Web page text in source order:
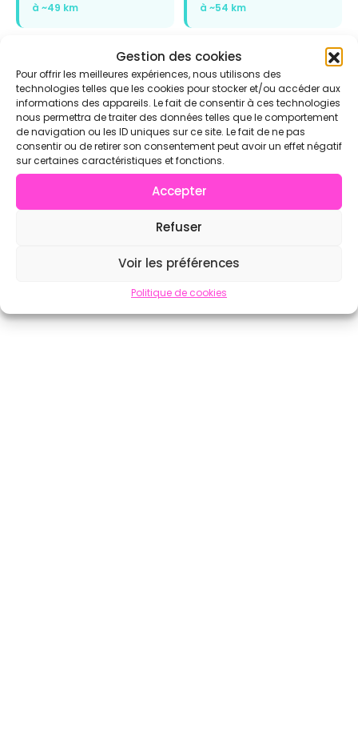
Gestion des cookies
Pour offrir les meilleures expériences, nous utilisons des
technologies telles que les cookies pour stocker et/ou accéder aux
informations des appareils. Le fait de consentir à ces technologies
nous permettra de traiter des données telles que le comportement
de navigation ou les ID uniques sur ce site. Le fait de ne pas
consentir ou de retirer son consentement peut avoir un effet négatif
sur certaines caractéristiques et fonctions.
Accepter
Refuser
Voir les préférences
Politique de cookies
à ~49 km à ~54 km
Voir l'annuaire complet sur CrossFit.com →